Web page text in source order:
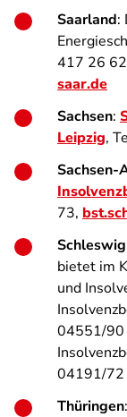
Saarland:
417 26
saar.de
Sachsen:
Leipzig,
Sachsen-
73,
bietet im
und
04551/90
04191/72
Thüringen: